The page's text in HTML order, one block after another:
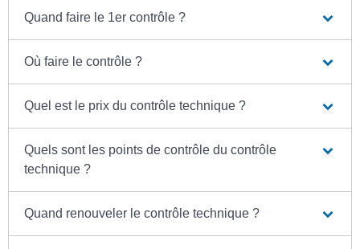
Quand faire le 1er contrôle ?
Où faire le contrôle ?
Quel est le prix du contrôle technique ?
Quels sont les points de contrôle du contrôle
technique ?
Quand renouveler le contrôle technique ?